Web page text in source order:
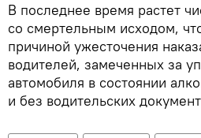
В последнее время растет
со смертельным исходом,
причиной ужесточения
водителей, замеченных за
автомобиля в состоянии
и без водительских